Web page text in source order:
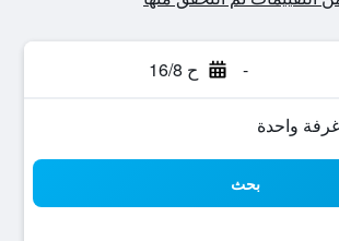
- ح 16/8
بحث